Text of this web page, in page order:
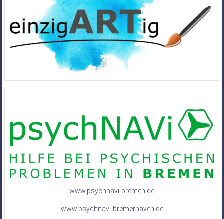
www.psychnavi-bremen.de
www.psychnavi-bremerhaven.de